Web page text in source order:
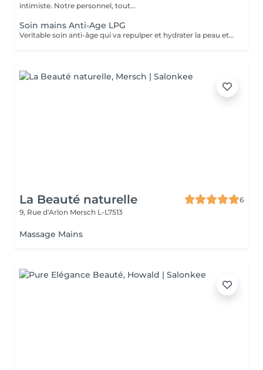
intimiste. Notre personnel, tout...
Soin mains Anti-Age LPG
Veritable soin anti-âge qui va repulper et hydrater la peau et atténuer les taches. Nettoyage, gommage, massage mécanique, gants avec principes actifs. Les mains sont toujours exposées à l'air et sont sujettes à un vieillissement plus rapides de la peau.NOUS AVONS LA DERNIERE MACHINE LPG DE 2025 LPG INFINITY, ENCORE PLUS DE RESULTAT
La Beauté naturelle
6
9, Rue d'Arlon Mersch L-L7513
Massage Mains